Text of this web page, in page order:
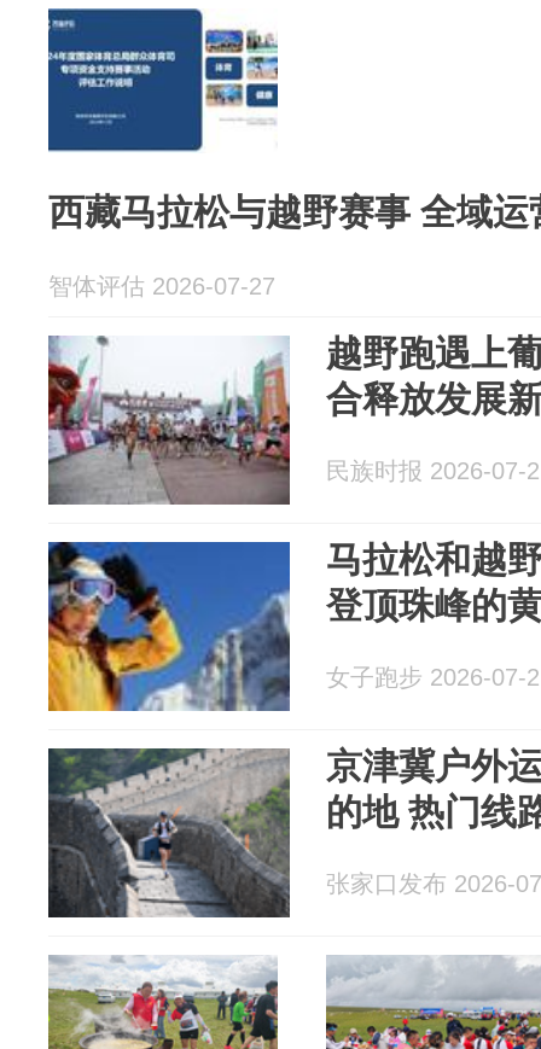
西藏马拉松与越野赛事 全域
智体评估 2026-07-27
越野跑遇上
合释放发展
民族时报 2026-07-
马拉松和越
登顶珠峰的
女子跑步 2026-07-
京津冀户外
的地 热门线
张家口发布 2026-